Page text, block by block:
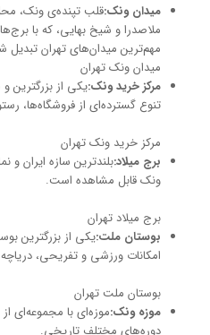
میدان ونک:قلب تپنده‌ی ونک،
ملاصدرا و شیخ بهایی، که با
مهم‌ترین میدان‌های تهران
میدان ونک تهران
مرکز خرید ونک:یکی از بزرگترین
تنوع گسترده‌ای از فروشگاه‌ها،
مرکز خرید ونک تهران
برج میلاد:بلندترین سازه ایران و
ونک قابل مشاهده است.
برج میلاد تهران
بوستان ملت:یکی از بزرگترین
امکانات ورزشی و تفریحی، دریاچه
بوستان ملت تهران
موزه ونک:موزه‌ای با مجموعه‌ای از
دوره‌های مختلف تاریخی.